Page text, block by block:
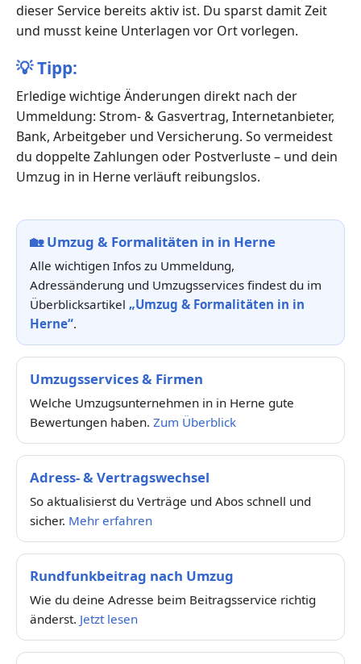
dieser Service bereits aktiv ist. Du sparst damit Zeit
und musst keine Unterlagen vor Ort vorlegen.
💡Tipp:
Erledige wichtige Änderungen direkt nach der
Ummeldung: Strom- & Gasvertrag, Internetanbieter,
Bank, Arbeitgeber und Versicherung. So vermeidest
du doppelte Zahlungen oder Postverluste – und dein
Umzug in in Herne verläuft reibungslos.
🏡Umzug & Formalitäten in in Herne
Alle wichtigen Infos zu Ummeldung,
Adressänderung und Umzugsservices findest du im
Überblicksartikel „Umzug & Formalitäten in in
Herne“.
Umzugsservices & Firmen
Welche Umzugsunternehmen in in Herne gute
Bewertungen haben. Zum Überblick
Adress- & Vertragswechsel
So aktualisierst du Verträge und Abos schnell und
sicher. Mehr erfahren
Rundfunkbeitrag nach Umzug
Wie du deine Adresse beim Beitragsservice richtig
änderst. Jetzt lesen